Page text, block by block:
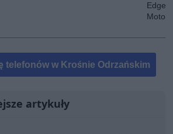
Edge
Moto
telefonów w Krośnie Odrzańskim
artykuły